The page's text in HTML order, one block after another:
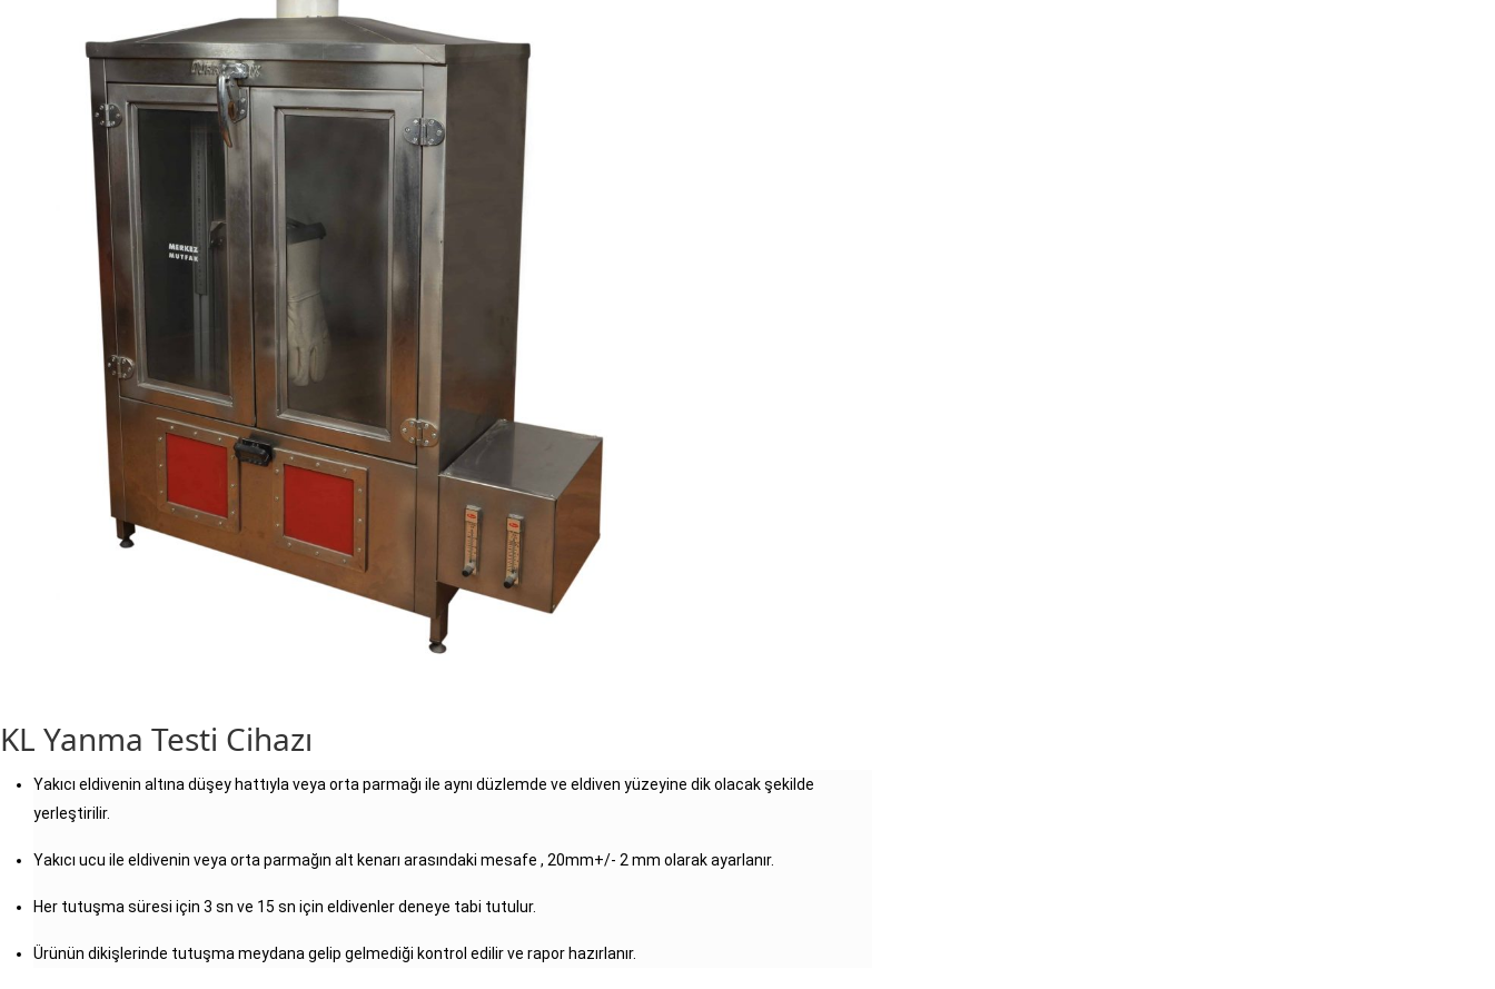
KL Yanma Testi Cihazı
Yakıcı eldivenin altına düşey hattıyla veya orta parmağı ile aynı düzlemde ve eldiven yüzeyine dik olacak şekilde
yerleştirilir.
Yakıcı ucu ile eldivenin veya orta parmağın alt kenarı arasındaki mesafe , 20mm+/- 2 mm olarak ayarlanır.
Her tutuşma süresi için 3 sn ve 15 sn için eldivenler deneye tabi tutulur.
Ürünün dikişlerinde tutuşma meydana gelip gelmediği kontrol edilir ve rapor hazırlanır.